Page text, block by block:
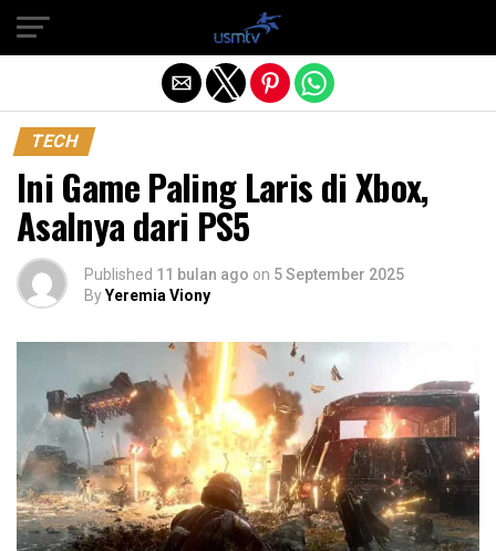
TECH
Ini Game Paling Laris di Xbox,
Asalnya dari PS5
Published 11 bulan ago on 5 September 2025
ByYeremia Viony
Exit mobile version